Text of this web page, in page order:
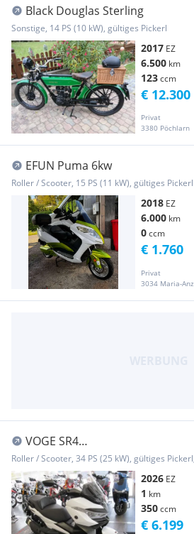
Black Douglas Sterling
Sonstige, 14 PS (10 kW), gültiges Pickerl
2017 EZ
6.500 km
123ccm
Privat
3380 Pöchlarn
€ 12.300
EFUN Puma 6kw
Roller / Scooter, 15 PS (11 kW), gültiges Pickerl
2018 EZ
6.000 km
0ccm
Privat
3034 Maria-
€ 1.760
VOGE SR4
!!!
Roller / Scooter, 34 PS (25 kW), gültiges
2026 EZ
1 km
350ccm
€ 6.199